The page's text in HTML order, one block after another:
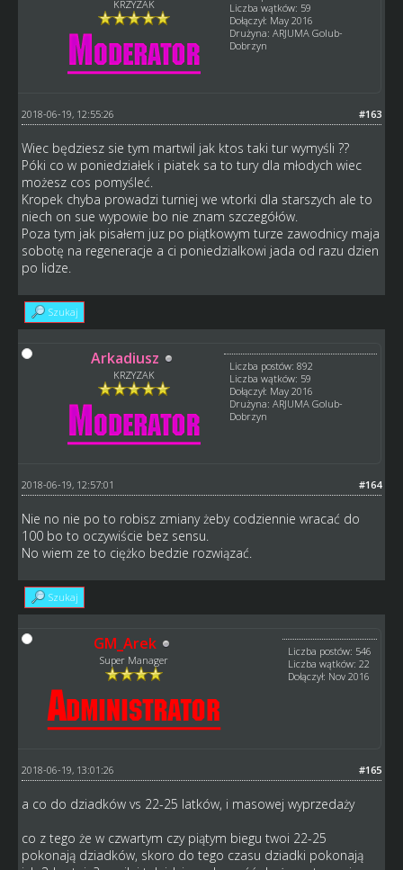
KRZYZAK
Liczba wątków: 59
Dołączył: May 2016
Drużyna: ARJUMA Golub-
Dobrzyn
#163
2018-06-19, 12:55:26
Wiec będziesz sie tym martwil jak ktos taki tur wymyśli ??
Póki co w poniedziałek i piatek sa to tury dla młodych wiec
możesz cos pomyśleć.
Kropek chyba prowadzi turniej we wtorki dla starszych ale to
niech on sue wypowie bo nie znam szczegółów.
Poza tym jak pisałem juz po piątkowym turze zawodnicy maja
sobotę na regeneracje a ci poniedzialkowi jada od razu dzien
po lidze.
Szukaj
Arkadiusz
KRZYZAK
Liczba postów: 892
Liczba wątków: 59
Dołączył: May 2016
Drużyna: ARJUMA Golub-
Dobrzyn
#164
2018-06-19, 12:57:01
Nie no nie po to robisz zmiany żeby codziennie wracać do
100 bo to oczywiście bez sensu.
No wiem ze to ciężko bedzie rozwiązać.
Szukaj
GM_Arek
Super Manager
Liczba postów: 546
Liczba wątków: 22
Dołączył: Nov 2016
#165
2018-06-19, 13:01:26
a co do dziadków vs 22-25 latków, i masowej wyprzedaży
co z tego że w czwartym czy piątym biegu twoi 22-25
pokonają dziadków, skoro do tego czasu dziadki pokonają